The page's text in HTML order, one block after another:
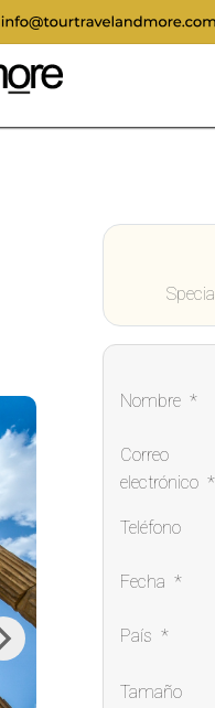
Next
Nombre *
Correo
electrónico *
Teléfono
Fecha *
País *
Tamaño